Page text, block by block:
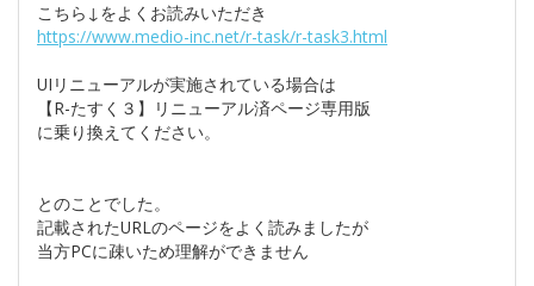
こちら↓をよくお読みいただき
https://www.medio-inc.net/r-task/r-task3.html
UIリニューアルが実施されている場合は
【R-たすく３】リニューアル済ページ専用版
に乗り換えてください。
とのことでした。
記載されたURLのページをよく読みましたが
当方PCに疎いため理解ができません